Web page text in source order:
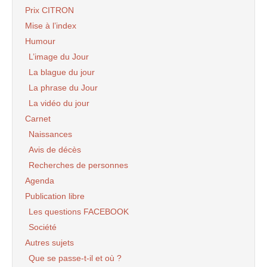
Prix CITRON
Mise à l’index
Humour
L’image du Jour
La blague du jour
La phrase du Jour
La vidéo du jour
Carnet
Naissances
Avis de décès
Recherches de personnes
Agenda
Publication libre
Les questions FACEBOOK
Société
Autres sujets
Que se passe-t-il et où ?